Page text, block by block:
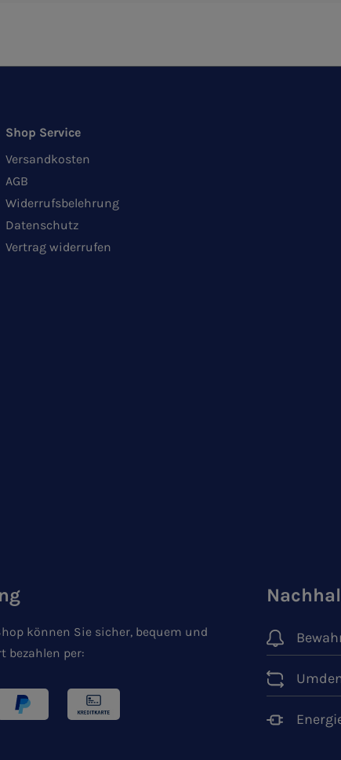
Shop Service
Versandkosten
AGB
Widerrufsbelehrung
Datenschutz
Vertrag widerrufen
können Sie sicher, bequem und
bezahlen per: